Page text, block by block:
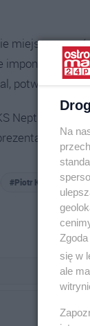
miejsce w
potwierdzając
Neptun po raz
#Piotr Kowalczyk
Na
się w
ale